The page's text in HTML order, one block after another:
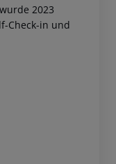
2023
Check-in und